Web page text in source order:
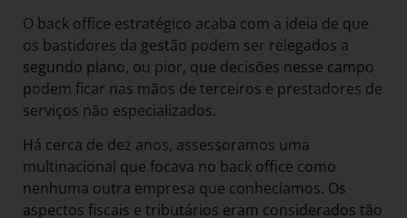
O back office estratégico acaba com a ideia de que
os bastidores da gestão podem ser relegados a
segundo plano, ou pior, que decisões nesse campo
podem ficar nas mãos de terceiros e prestadores de
serviços não especializados.
Há cerca de dez anos, assessoramos uma
multinacional que focava no back office como
nenhuma outra empresa que conhecíamos. Os
aspectos fiscais e tributários eram considerados tão